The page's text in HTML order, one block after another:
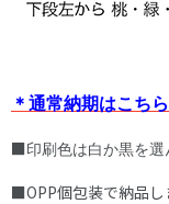
＊通常納期はこち
■​印刷色は白か黒を選
■OPP個包装で納品し